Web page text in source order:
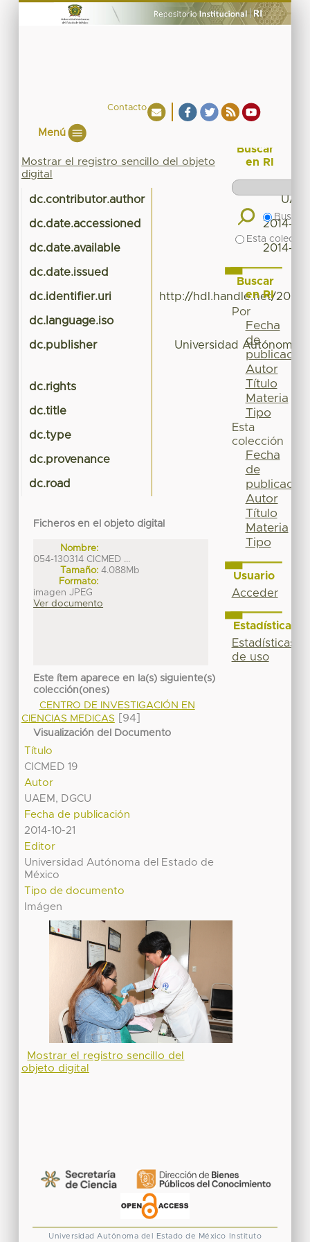
Contacto
Menú
Mostrar el registro sencillo del objeto
digital
dc.contributor.author
dc.date.accessioned 2014-
dc.date.available 2014-
dc.date.issued
dc.identifier.uri http://hdl.handle.net/
dc.language.iso
dc.publisher Universidad Autónoma
dc.rights
dc.title
dc.type
dc.provenance
dc.road
Ficheros en el objeto digital
Nombre:
054-130314 CICMED ...
Tamaño: 4.088Mb
Formato:
imagen JPEG
Ver documento
Este ítem aparece en la(s) siguiente(s)
colección(ones)
CENTRO DE INVESTIGACIÓN EN
CIENCIAS MEDICAS
[94]
Visualización del Documento
Título
CICMED 19
Autor
UAEM, DGCU
Fecha de publicación
2014-10-21
Editor
Universidad Autónoma del Estado de
México
Tipo de documento
Imágen
Mostrar el registro sencillo del
objeto digital
Buscar
en RI
Buscar
Esta
Buscar
en RI
Por
Fecha
de
publicación
Autor
Título
Materia
Tipo
Esta
colección
Fecha
de
publicación
Autor
Título
Materia
Tipo
Usuario
Acceder
Estadísticas
Estadísticas
de uso
Universidad Autónoma del Estado de México Instituto